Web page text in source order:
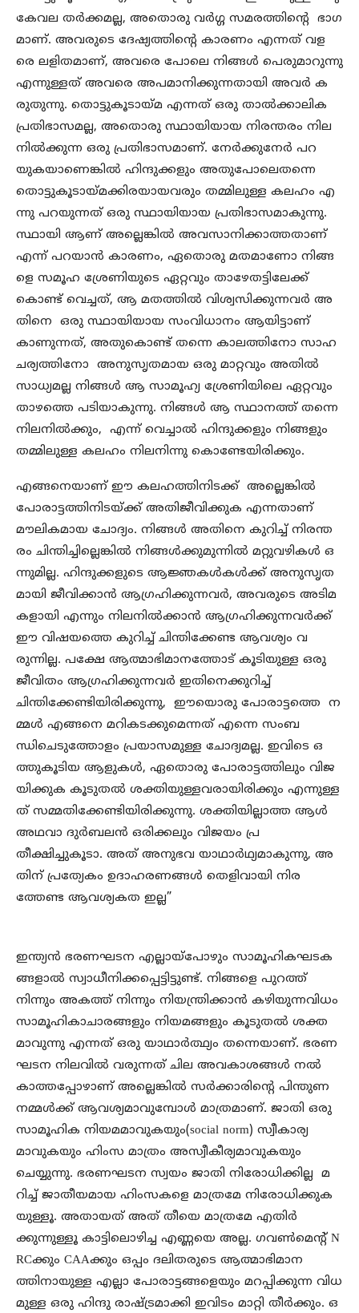
കേവല തർക്കമല്ല, അതൊരു വർഗ്ഗ സമരത്തിന്റെ ഭാഗ
മാണ്. അവരുടെ ദേഷ്യത്തിന്റെ കാരണം എന്നത് വള
രെ ലളിതമാണ്, അവരെ പോലെ നിങ്ങൾ പെരുമാറുന്നു
എന്നുള്ളത് അവരെ അപമാനിക്കുന്നതായി അവർ ക
രുതുന്നു. തൊട്ടുകൂടായ്മ എന്നത് ഒരു താൽക്കാലിക
പ്രതിഭാസമല്ല, അതൊരു സ്ഥായിയായ നിരന്തരം നില
നിൽക്കുന്ന ഒരു പ്രതിഭാസമാണ്. നേർക്കുനേർ പറ
യുകയാണെങ്കിൽ ഹിന്ദുക്കളും അതുപോലെതന്നെ
തൊട്ടുകൂടായ്മക്കിരയായവരും തമ്മിലുള്ള കലഹം എ
ന്നു പറയുന്നത് ഒരു സ്ഥായിയായ പ്രതിഭാസമാകുന്നു.
സ്ഥായി ആണ് അല്ലെങ്കിൽ അവസാനിക്കാത്തതാണ്
എന്ന് പറയാൻ കാരണം, ഏതൊരു മതമാണോ നിങ്ങ
ളെ സമൂഹ ശ്രേണിയുടെ ഏറ്റവും താഴേതട്ടിലേക്ക്
കൊണ്ട് വെച്ചത്, ആ മതത്തിൽ വിശ്വസിക്കുന്നവർ അ
തിനെ ഒരു സ്ഥായിയായ സംവിധാനം ആയിട്ടാണ്
കാണുന്നത്, അതുകൊണ്ട് തന്നെ കാലത്തിനോ സാഹ
ചര്യത്തിനോ അനുസൃതമായ ഒരു മാറ്റവും അതിൽ
സാധ്യമല്ല നിങ്ങൾ ആ സാമൂഹ്യ ശ്രേണിയിലെ ഏറ്റവും
താഴത്തെ പടിയാകുന്നു. നിങ്ങൾ ആ സ്ഥാനത്ത് തന്നെ
നിലനിൽക്കും, എന്ന് വെച്ചാൽ ഹിന്ദുക്കളും നിങ്ങളും
തമ്മിലുള്ള കലഹം നിലനിന്നു കൊണ്ടേയിരിക്കും.
എങ്ങനെയാണ് ഈ കലഹത്തിനിടക്ക് അല്ലെങ്കിൽ
പോരാട്ടത്തിനിടയ്ക്ക് അതിജീവിക്കുക എന്നതാണ്
മൗലികമായ ചോദ്യം. നിങ്ങൾ അതിനെ കുറിച്ച് നിരന്ത
രം ചിന്തിച്ചില്ലെങ്കിൽ നിങ്ങൾക്കുമുന്നിൽ മറ്റുവഴികൾ ഒ
ന്നുമില്ല. ഹിന്ദുക്കളുടെ ആജ്ഞകൾകൾക്ക് അനുസൃത
മായി ജീവിക്കാൻ ആഗ്രഹിക്കുന്നവർ, അവരുടെ അടിമ
കളായി എന്നും നിലനിൽക്കാൻ ആഗ്രഹിക്കുന്നവർക്ക്
ഈ വിഷയത്തെ കുറിച്ച് ചിന്തിക്കേണ്ട ആവശ്യം വ
രുന്നില്ല. പക്ഷേ ആത്മാഭിമാനത്തോട് കൂടിയുള്ള ഒരു
ജീവിതം ആഗ്രഹിക്കുന്നവർ ഇതിനെക്കുറിച്ച്
ചിന്തിക്കേണ്ടിയിരിക്കുന്നു, ഈയൊരു പോരാട്ടത്തെ ന
മ്മൾ എങ്ങനെ മറികടക്കുമെന്നത് എന്നെ സംബ
ന്ധിചെടുത്തോളം പ്രയാസമുള്ള ചോദ്യമല്ല. ഇവിടെ ഒ
ത്തുകൂടിയ ആളുകൾ, ഏതൊരു പോരാട്ടത്തിലും വിജ
യിക്കുക കൂടുതൽ ശക്തിയുള്ളവരായിരിക്കും എന്നുള്ള
ത് സമ്മതിക്കേണ്ടിയിരിക്കുന്നു. ശക്തിയില്ലാത്ത ആൾ
അഥവാ ദുർബലൻ ഒരിക്കലും വിജയം പ്ര
തീക്ഷിച്ചുകൂടാ. അത് അനുഭവ യാഥാർഥ്യമാകുന്നു, അ
തിന് പ്രത്യേകം ഉദാഹരണങ്ങൾ തെളിവായി നിര
ത്തേണ്ട ആവശ്യകത ഇല്ല”
ഇന്ത്യൻ ഭരണഘടന എല്ലായ്പോഴും സാമൂഹികഘടക
ങ്ങളാൽ സ്വാധീനിക്കപ്പെട്ടിട്ടുണ്ട്. നിങ്ങളെ പുറത്ത്
നിന്നും അകത്ത് നിന്നും നിയന്ത്രിക്കാൻ കഴിയുന്നവിധം
സാമൂഹികാചാരങ്ങളും നിയമങ്ങളും കൂടുതൽ ശക്ത
മാവുന്നു എന്നത് ഒരു യാഥാർത്ഥ്യം തന്നെയാണ്. ഭരണ
ഘടന നിലവിൽ വരുന്നത് ചില അവകാശങ്ങൾ നൽ
കാത്തപ്പോഴാണ് അല്ലെങ്കിൽ സർക്കാരിന്റെ പിന്തുണ
നമ്മൾക്ക് ആവശ്യമാവുമ്പോൾ മാത്രമാണ്. ജാതി ഒരു
സാമൂഹിക നിയമമാവുകയും(social norm) സ്വീകാര്യ
മാവുകയും ഹിംസ മാത്രം അസ്വീകീര്യമാവുകയും
ചെയ്യുന്നു. ഭരണഘടന സ്വയം ജാതി നിരോധിക്കില്ല മ
റിച്ച് ജാതീയമായ ഹിംസകളെ മാത്രമേ നിരോധിക്കുക
യുള്ളൂ. അതായത് അത് തീയെ മാത്രമേ എതിർ
ക്കുന്നുള്ളൂ കാട്ടിലൊഴിച്ച എണ്ണയെ അല്ല. ഗവൺമെന്റ് N
RCക്കും CAAക്കും ഒപ്പം ദലിതരുടെ ആത്മാഭിമാന
ത്തിനായുള്ള എല്ലാ പോരാട്ടങ്ങളെയും മറപ്പിക്കുന്ന വിധ
മുള്ള ഒരു ഹിന്ദു രാഷ്ട്രമാക്കി ഇവിടം മാറ്റി തീർക്കും. ഒ